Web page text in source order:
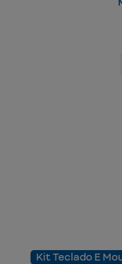
Kit Teclado E